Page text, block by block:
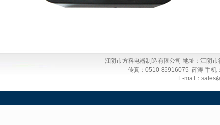
江阴市方科电器制造有限公司 地址：江阴
传真：0510-86916075 薛涛 手机
E-mail：